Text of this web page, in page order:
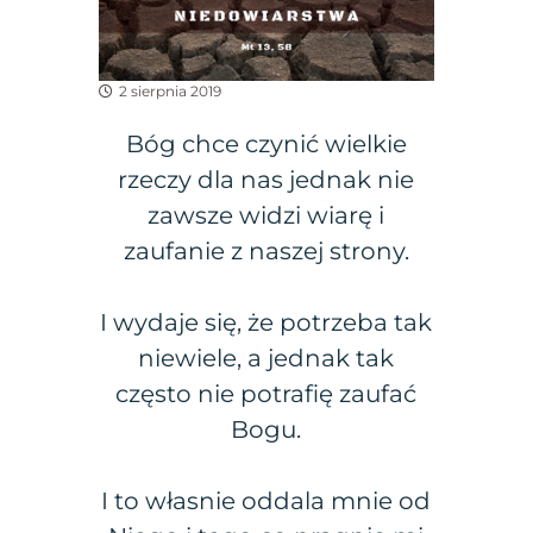
2 sierpnia 2019
Bóg chce czynić wielkie
rzeczy dla nas jednak nie
zawsze widzi wiarę i
zaufanie z naszej strony.
I wydaje się, że potrzeba tak
niewiele, a jednak tak
często nie potrafię zaufać
Bogu.
I to własnie oddala mnie od